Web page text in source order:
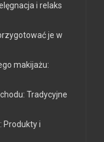
i relaks
je w
makijażu:
Tradycyjne
Produkty i